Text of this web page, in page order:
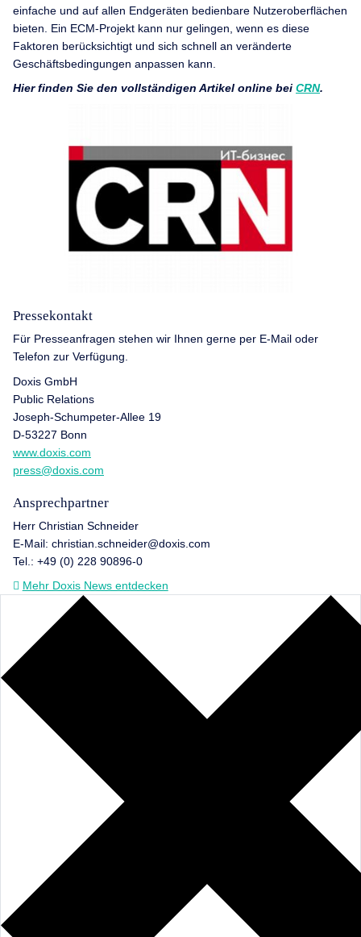
einfache und auf allen Endgeräten bedienbare Nutzeroberflächen
bieten. Ein ECM-Projekt kann nur gelingen, wenn es diese
Faktoren berücksichtigt und sich schnell an veränderte
Geschäftsbedingungen anpassen kann.
Hier finden Sie den vollständigen Artikel online bei CRN.
Pressekontakt
Für Presseanfragen stehen wir Ihnen gerne per E-Mail oder
Telefon zur Verfügung.
Doxis GmbH
Public Relations
Joseph-Schumpeter-Allee 19
D-53227 Bonn
www.doxis.com
press@doxis.com
Ansprechpartner
Herr Christian Schneider
E-Mail: christian.schneider@doxis.com
Tel.: +49 (0) 228 90896-0
Mehr Doxis News entdecken